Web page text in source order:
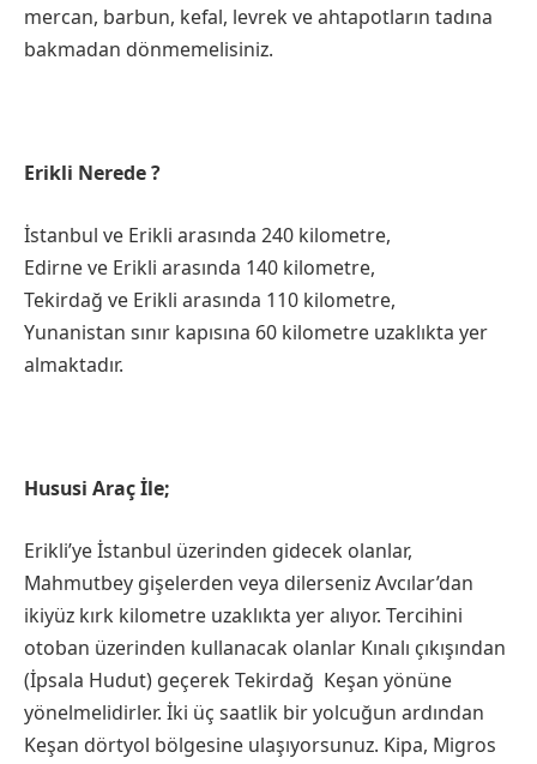
mercan, barbun, kefal, levrek ve ahtapotların tadına
bakmadan dönmemelisiniz.
Erikli Nerede ?
İstanbul ve Erikli arasında 240 kilometre,
Edirne ve Erikli arasında 140 kilometre,
Tekirdağ ve Erikli arasında 110 kilometre,
Yunanistan sınır kapısına 60 kilometre uzaklıkta yer
almaktadır.
Hususi Araç İle;
Erikli’ye İstanbul üzerinden gidecek olanlar,
Mahmutbey gişelerden veya dilerseniz Avcılar’dan
ikiyüz kırk kilometre uzaklıkta yer alıyor. Tercihini
otoban üzerinden kullanacak olanlar Kınalı çıkışından
(İpsala Hudut) geçerek Tekirdağ Keşan yönüne
yönelmelidirler. İki üç saatlik bir yolcuğun ardından
Keşan dörtyol bölgesine ulaşıyorsunuz. Kipa, Migros